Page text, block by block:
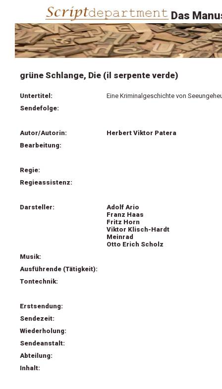
Das
grüne Schlange, Die (il serpente verde)
Untertitel:
Eine Kriminalgeschichte von
Sendefolge:
Autor/Autorin:
Herbert Viktor Patera
Bearbeitung:
Regie:
Regieassistenz:
Darsteller:
Adolf Ario
Franz Haas
Fritz Horn
Viktor Klisch-Hardt
Meinrad
Otto Erich Scholz
Musik:
Ausführende (Tätigkeit):
Tontechnik:
Erstsendung:
Sendezeit:
Wiederholung:
Sendeanstalt:
Abteilung:
Inhalt: